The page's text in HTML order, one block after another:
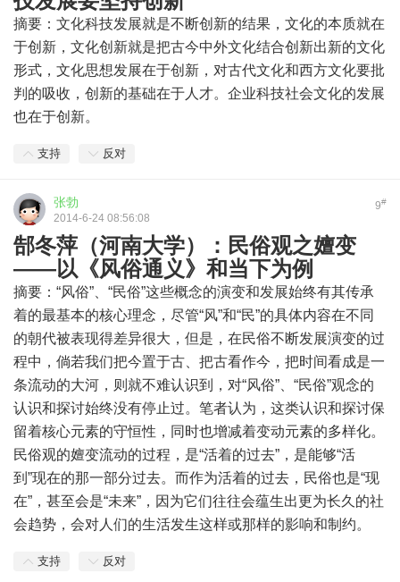
摘要：文化科技发展就是不断创新的结果，文化的本质就在
于创新，文化创新就是把古今中外文化结合创新出新的文化
形式，文化思想发展在于创新，对古代文化和西方文化要批
判的吸收，创新的基础在于人才。企业科技社会文化的发展
也在于创新。
支持 反对
9#
张勃
2014-6-24 08:56:08
郜冬萍（河南大学）：民俗观之嬗变
——以《风俗通义》和当下为例
摘要：“风俗”、“民俗”这些概念的演变和发展始终有其传承
着的最基本的核心理念，尽管“风”和“民”的具体内容在不同
的朝代被表现得差异很大，但是，在民俗不断发展演变的过
程中，倘若我们把今置于古、把古看作今，把时间看成是一
条流动的大河，则就不难认识到，对“风俗”、“民俗”观念的
认识和探讨始终没有停止过。笔者认为，这类认识和探讨保
留着核心元素的守恒性，同时也增减着变动元素的多样化。
民俗观的嬗变流动的过程，是“活着的过去”，是能够“活
到”现在的那一部分过去。而作为活着的过去，民俗也是“现
在”，甚至会是“未来”，因为它们往往会蕴生出更为长久的社
会趋势，会对人们的生活发生这样或那样的影响和制约。
支持 反对